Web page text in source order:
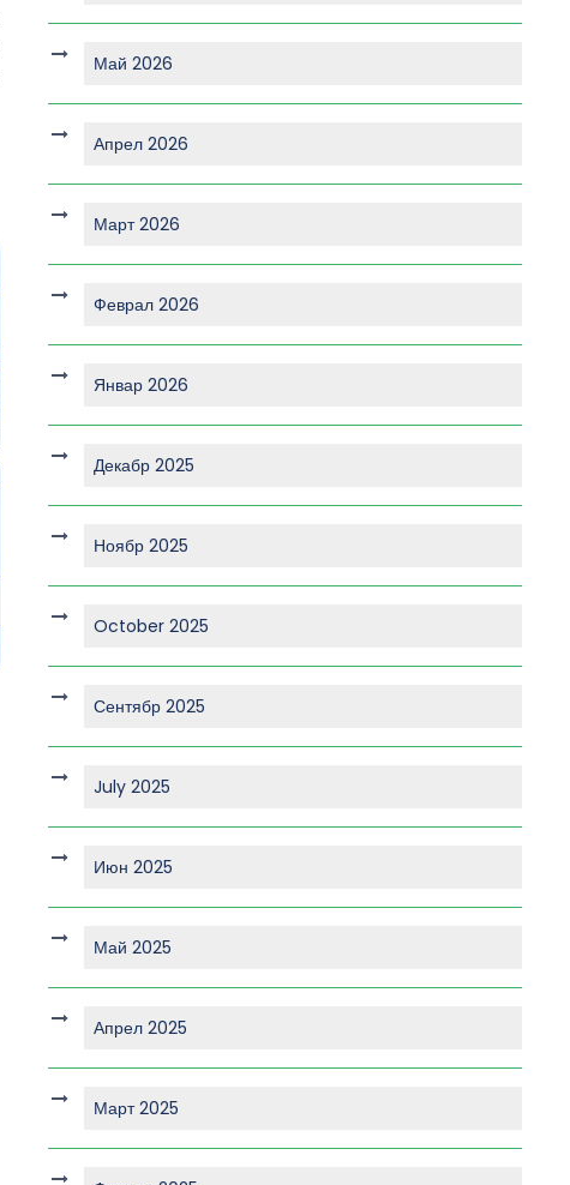
Май 2026
Апрел 2026
Март 2026
Феврал 2026
Январ 2026
Декабр 2025
Ноябр 2025
October 2025
Сентябр 2025
July 2025
Июн 2025
Май 2025
Апрел 2025
Март 2025